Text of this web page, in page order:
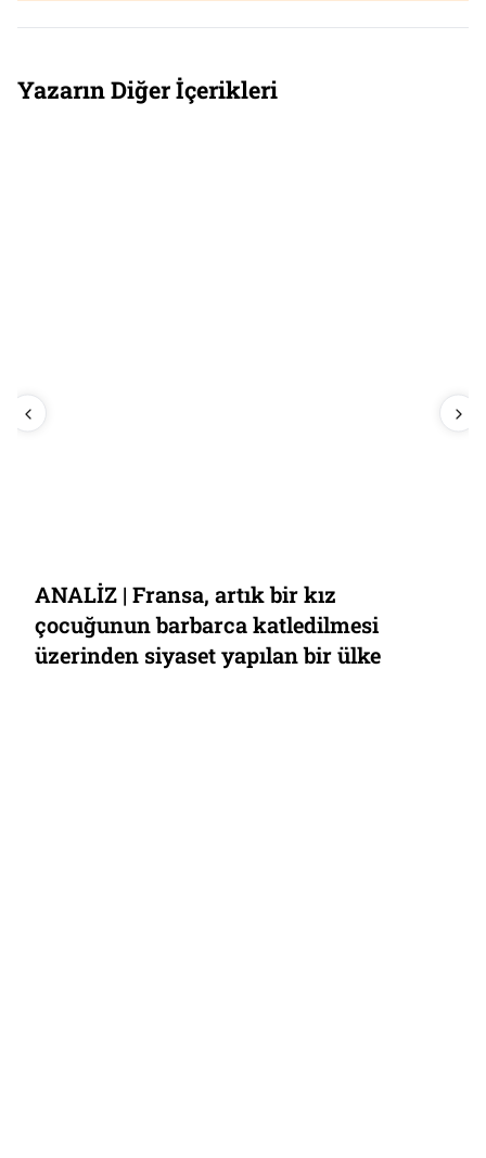
Yazarın Diğer İçerikleri
ANALİZ | Fransa, artık bir kız
çocuğunun barbarca katledilmesi
üzerinden siyaset yapılan bir ülke